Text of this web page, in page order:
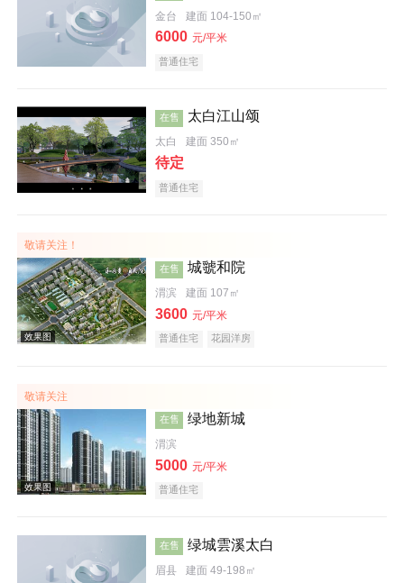
金台 建面 104-150㎡
6000 元/平米
普通住宅
在售 太白江山颂
太白 建面 350㎡
待定
普通住宅
敬请关注！
在售 城虢和院
渭滨 建面 107㎡
3600 元/平米
普通住宅 花园洋房
敬请关注
在售 绿地新城
渭滨
5000 元/平米
普通住宅
在售 绿城雲溪太白
眉县 建面 49-198㎡